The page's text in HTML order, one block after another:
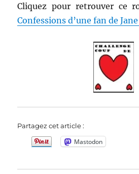
Cliquez pour retrouver ce
Confessions d’une fan de
Partagez cet article :
Mastodon